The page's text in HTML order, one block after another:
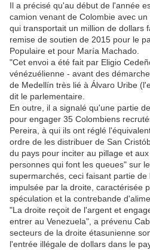
Il a précisé qu'au début de l'année
camion venant de Colombie avec
qui transportait un million de dollars
remise de soutien de 2015 pour le
Populaire et pour María Machado.
"Cet envoi a été fait par Eligio
vénézuélienne - avant des
de Medellín très lié à Álvaro Uribe
dit le parlementaire.
En outre, il a signalé qu'une partie
pour engager 35 Colombiens
Pereira, à qui ils ont réglé
ordre de les distribuer de San
du pays pour inciter au pillage et
personnes qui font les queues" sur
supermarchés, ceci faisant partie
impulsée par la droite, caractérisée
spéculation et la contrebande
"La droite reçoit de l'argent et
entrer au Venezuela", a prévenu
secteurs de la droite étasunienne
l'entrée illégale de dollars dans le